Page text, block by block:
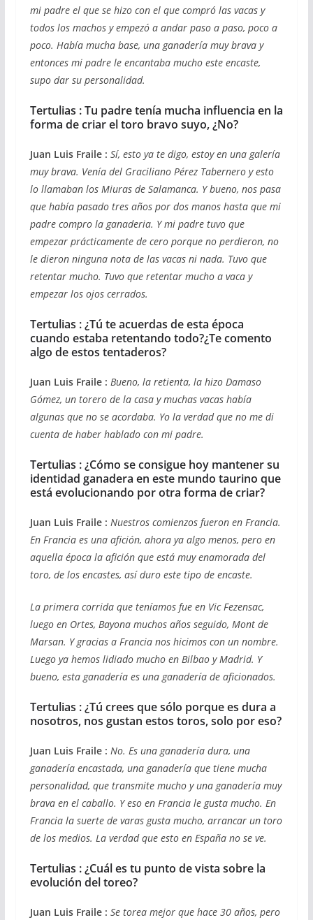
mi padre el que se hizo con el que compró las vacas y
todos los machos y empezó a andar paso a paso, poco a
poco. Había mucha base, una ganadería muy brava y
entonces mi padre le encantaba mucho este encaste,
supo dar su personalidad.
Tertulias : Tu padre tenía mucha influencia en la
forma de criar el toro bravo suyo, ¿No?
Juan Luis Fraile : Sí, esto ya te digo, estoy en una galería
muy brava. Venía del Graciliano Pérez Tabernero y esto
lo llamaban los Miuras de Salamanca. Y bueno, nos pasa
que había pasado tres años por dos manos hasta que mi
padre compro la ganaderia. Y mi padre tuvo que
empezar prácticamente de cero porque no perdieron, no
le dieron ninguna nota de las vacas ni nada. Tuvo que
retentar mucho. Tuvo que retentar mucho a vaca y
empezar los ojos cerrados.
Tertulias : ¿Tú te acuerdas de esta época
cuando estaba retentando todo?¿Te comento
algo de estos tentaderos?
Juan Luis Fraile : Bueno, la retienta, la hizo Damaso
Gómez, un torero de la casa y muchas vacas había
algunas que no se acordaba. Yo la verdad que no me di
cuenta de haber hablado con mi padre.
Tertulias : ¿Cómo se consigue hoy mantener su
identidad ganadera en este mundo taurino que
está evolucionando por otra forma de criar?
Juan Luis Fraile : Nuestros comienzos fueron en Francia.
En Francia es una afición, ahora ya algo menos, pero en
aquella época la afición que está muy enamorada del
toro, de los encastes, así duro este tipo de encaste.
La primera corrida que teníamos fue en Vic Fezensac,
luego en Ortes, Bayona muchos años seguido, Mont de
Marsan. Y gracias a Francia nos hicimos con un nombre.
Luego ya hemos lidiado mucho en Bilbao y Madrid. Y
bueno, esta ganadería es una ganadería de aficionados.
Tertulias : ¿Tú crees que sólo porque es dura a
nosotros, nos gustan estos toros, solo por eso?
Juan Luis Fraile : No. Es una ganadería dura, una
ganadería encastada, una ganadería que tiene mucha
personalidad, que transmite mucho y una ganadería muy
brava en el caballo. Y eso en Francia le gusta mucho. En
Francia la suerte de varas gusta mucho, arrancar un toro
de los medios. La verdad que esto en España no se ve.
Tertulias : ¿Cuál es tu punto de vista sobre la
evolución del toreo?
Juan Luis Fraile : Se torea mejor que hace 30 años, pero